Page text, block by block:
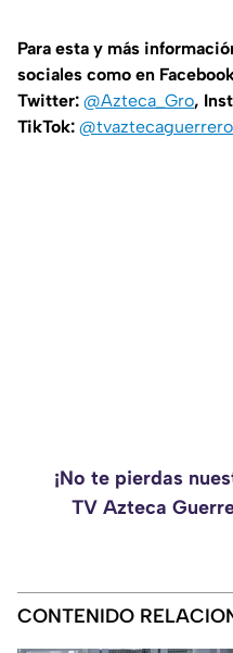
Para esta y más
sociales como en
Twitter: @Azteca_Gro,
TikTok: @tvaztecaguerrero
¡No te pierdas
TV Azteca
CONTENIDO